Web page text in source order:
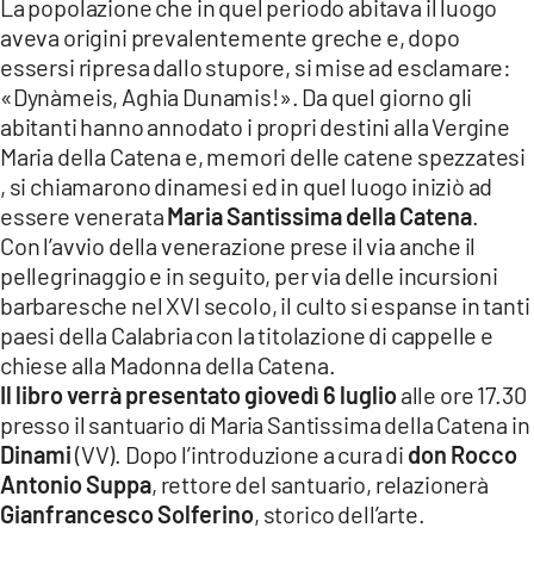
La popolazione che in quel periodo abitava il luogo
aveva origini prevalentemente greche e, dopo
essersi ripresa dallo stupore, si mise ad esclamare:
«Dynàmeis, Aghia Dunamis!». Da quel giorno gli
abitanti hanno annodato i propri destini alla Vergine
Maria della Catena e, memori delle catene spezzatesi
, si chiamarono dinamesi ed in quel luogo iniziò ad
essere venerataMaria Santissima della Catena.
Con l’avvio della venerazione prese il via anche il
pellegrinaggio e in seguito, per via delle incursioni
barbaresche nel XVI secolo, il culto si espanse in tanti
paesi della Calabria con la titolazione di cappelle e
chiese alla Madonna della Catena.
Il libro verrà presentato giovedì 6 luglioalle ore 17.30
presso il santuario di Maria Santissima della Catena in
Dinami(VV). Dopo l’introduzione a cura di don Rocco
Antonio Suppa, rettore del santuario, relazionerà
Gianfrancesco Solferino, storico dell’arte.